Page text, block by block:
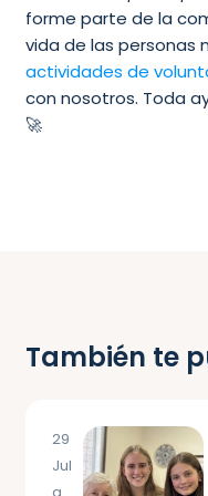
forme parte de la
vida de las personas
actividades de
con nosotros. Toda
🚀
También te
29
Jul